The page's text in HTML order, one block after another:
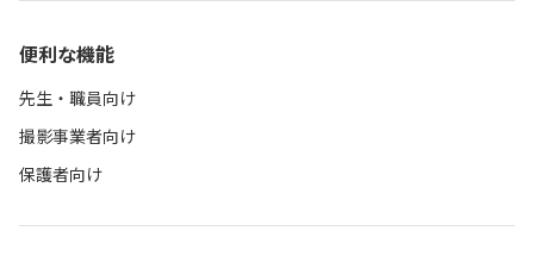
便利な機能
先生・職員向け
撮影事業者向け
保護者向け